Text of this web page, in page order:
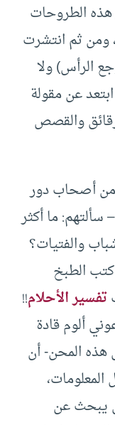
الطروحات
ومن ثم انتشرت
الرأس) ولا
عن مقولة
والقصص
أصحاب دور
ما أكثر
والفتيات؟
كتب الطبخ
تفسير الأحلام!!
ألوم قادة
هذه المحن- أن
يبحث عن